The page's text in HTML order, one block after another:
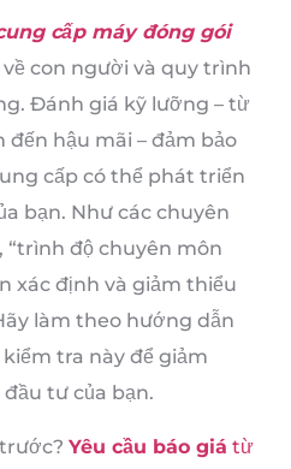
cấp máy đóng gói
con người và quy trình
Đánh giá kỹ lưỡng – từ
hậu mãi – đảm bảo
cấp có thể phát triển
bạn. Như các chuyên
độ chuyên môn
xác định và giảm thiểu
làm theo hướng dẫn
tra này để giảm
tư của bạn.
Yêu cầu báo giá từ